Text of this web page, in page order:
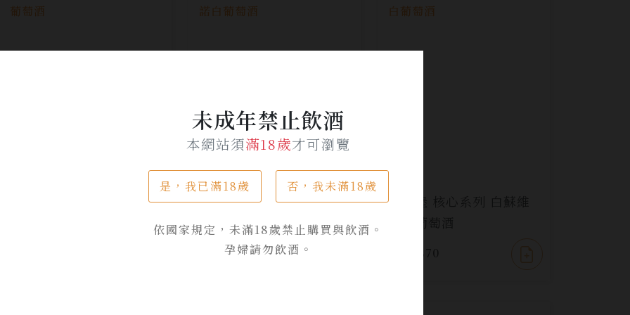
未成年禁止飲酒
本網站須滿18歲才可瀏覽
是，我已滿18歲 否，我未滿18歲
依國家規定，未滿18歲禁止購買與飲酒。
孕婦請勿飲酒。
瑪特堡 核心系列 夏多內
瑪特堡 核心系列 南島灰
皮諾白葡萄酒
NT$ 870
瑪特堡 核心系列 白蘇維